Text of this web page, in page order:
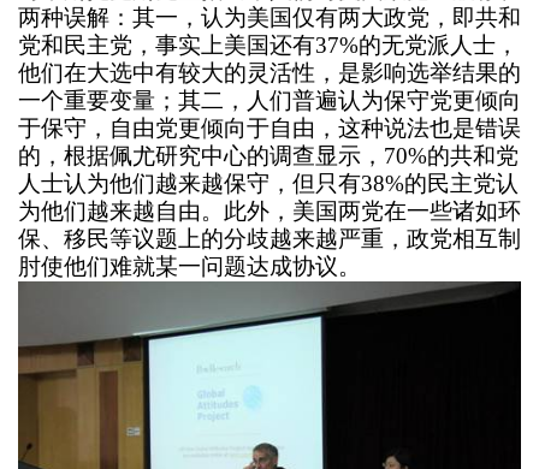
教
学
作
学
生
作
两种误解：其一，认为美国仅有两大政党，即共和
党和民主党，事实上美国还有37%的无党派人士，
他们在大选中有较大的灵活性，是影响选举结果的
一个重要变量；其二，人们普遍认为保守党更倾向
于保守，自由党更倾向于自由，这种说法也是错误
的，根据佩尤研究中心的调查显示，70%的共和党
人士认为他们越来越保守，但只有38%的民主党认
为他们越来越自由。此外，美国两党在一些诸如环
保、移民等议题上的分歧越来越严重，政党相互制
肘使他们难就某一问题达成协议。